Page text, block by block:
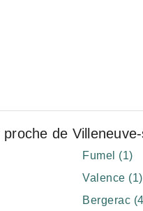
de
Fumel (1)
Valence (1)
Bergerac